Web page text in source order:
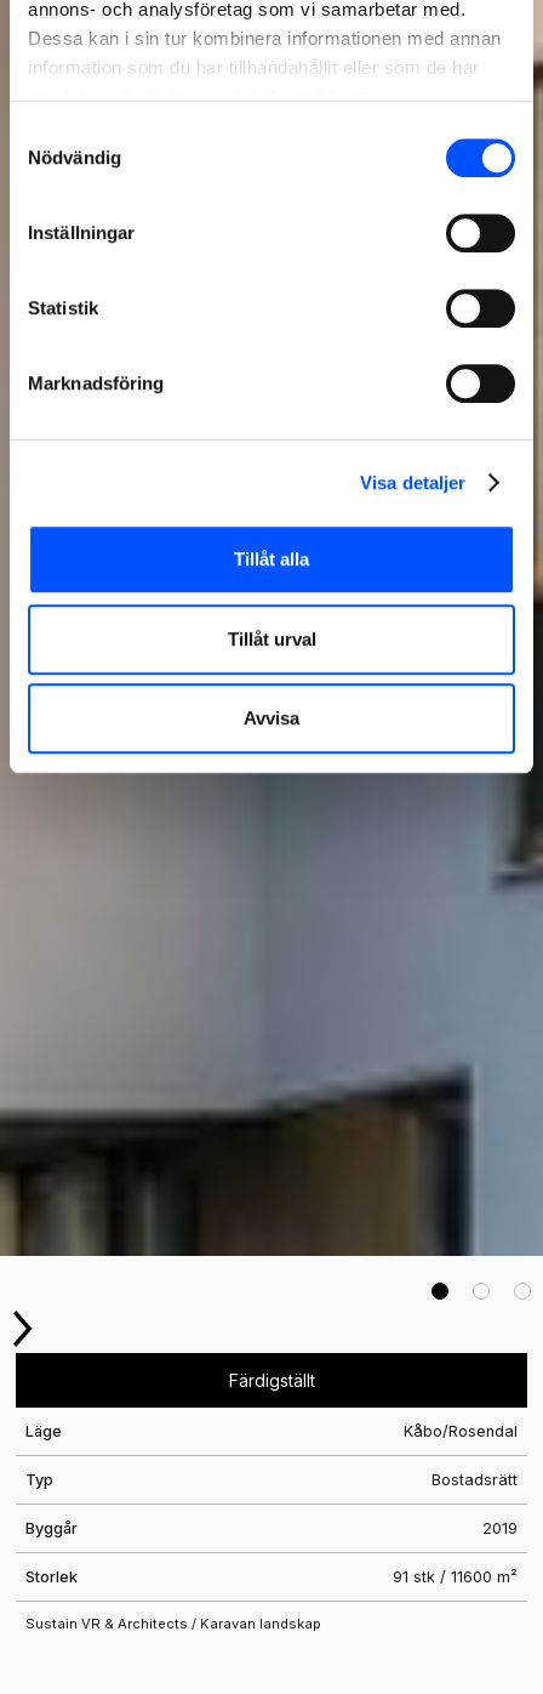
annons- och analysföretag som vi samarbetar med.
Dessa kan i sin tur kombinera informationen med annan
information som du har tillhandahållit eller som de har
Nödvändig
Inställningar
Statistik
Marknadsföring
Visa detaljer
Tillåt alla
Tillåt urval
Avvisa
Färdigställt
Läge Kåbo/Rosendal
Typ Bostadsrätt
Byggår 2019
Storlek 91 stk / 11600 m²
Sustain VR & Architects / Karavan landskap